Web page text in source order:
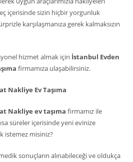
içerisinde sizin hiçbir yorgunluk
karşılaşmanıza gerek kalmaksızın
hizmet almak için İstanbul Evden
firmamıza ulaşabilirsiniz.
Nakliye Ev Taşıma
Nakliye ev taşıma firmamız ile
süreler içerisinde yeni evinize
istemez misiniz?
sonuçların alınabileceği ve oldukça